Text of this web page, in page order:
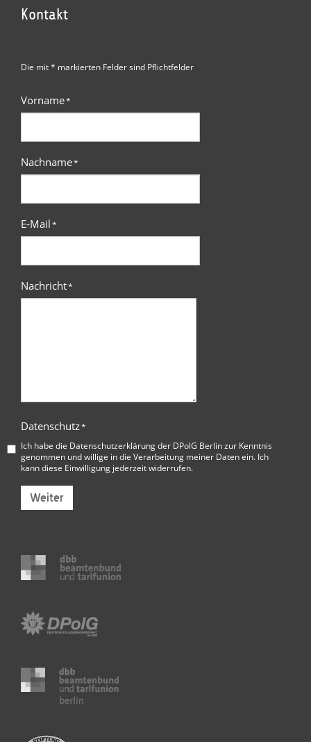
Kontakt
Die mit * markierten Felder sind Pflichtfelder
Vorname*
Nachname*
E-Mail*
Nachricht*
Datenschutz*
Ich habe die Datenschutzerklärung der DPolG Berlinzur Kenntnis
genommen und willige in die Verarbeitung meiner Daten ein. Ich
kann diese Einwilligung jederzeit widerrufen.
Weiter